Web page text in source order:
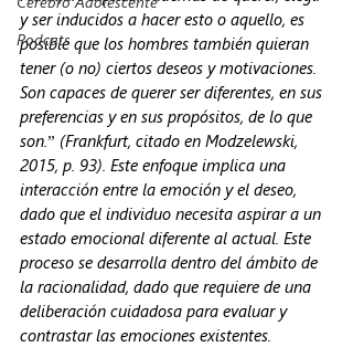
Podcats
y ser inducidos a hacer esto o aquello, es
posible que los hombres también quieran
tener (o no) ciertos deseos y motivaciones.
Son capaces de querer ser diferentes, en sus
preferencias y en sus propósitos, de lo que
son.” (Frankfurt, citado en Modzelewski,
2015, p. 93). Este enfoque implica una
interacción entre la emoción y el deseo,
dado que el individuo necesita aspirar a un
estado emocional diferente al actual. Este
proceso se desarrolla dentro del ámbito de
la racionalidad, dado que requiere de una
deliberación cuidadosa para evaluar y
contrastar las emociones existentes.